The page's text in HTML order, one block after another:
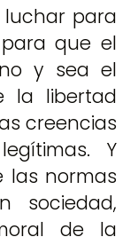
luchar para
que el
y sea el
la libertad
creencias
Y
las normas
sociedad,
de la